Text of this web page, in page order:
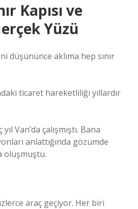
Kapısı ve
Yüzü
düşününce aklıma hep sınır
ticaret hareketliliği yıllardır
Van’da çalışmıştı. Bana
anlattığında gözümde
oluşmuştu.
araç geçiyor. Her biri